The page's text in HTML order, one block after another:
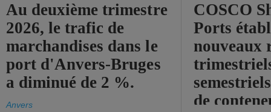
Au deuxième trimestre
2026, le trafic de
marchandises dans le
port d'Anvers-Bruges
a diminué de 2 %.
Anvers
COSCO
Ports
nouveaux
de